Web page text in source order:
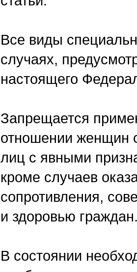
Все виды
случаях,
настоящего
Запрещается
отношении женщин
лиц с явными
кроме случаев
сопротивления,
и здоровью
В состоянии